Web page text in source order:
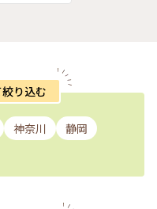
り込む
神奈川
静岡